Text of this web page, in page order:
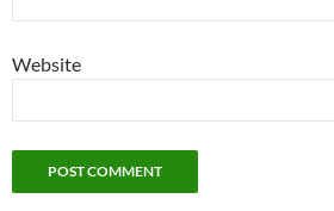
Website